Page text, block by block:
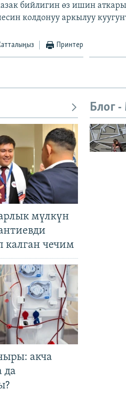
бийлигин өз ишин
колдонуу аркылуу
Принтер
мүлкүн
калган чечим
акча
да
Блог